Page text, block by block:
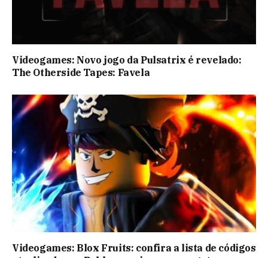
Videogames: Novo jogo da Pulsatrix é revelado:
The Otherside Tapes: Favela
Videogames: Blox Fruits: confira a lista de códigos